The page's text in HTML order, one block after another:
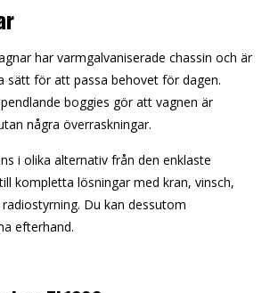
har varmgalvaniserade chassin och är
sätt för att passa behovet för dagen.
boggies gör att vagnen är
några överraskningar.
i olika alternativ från den enklaste
kompletta lösningar med kran, vinsch,
Du kan dessutom
efterhand.